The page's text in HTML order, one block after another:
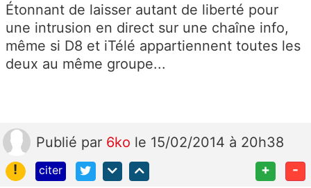
Étonnant de laisser autant de liberté pour
une intrusion en direct sur une chaîne info,
même si D8 et iTélé appartiennent toutes les
deux au même groupe...
Publié par 6ko le 15/02/2014 à 20h38
!
citer + -